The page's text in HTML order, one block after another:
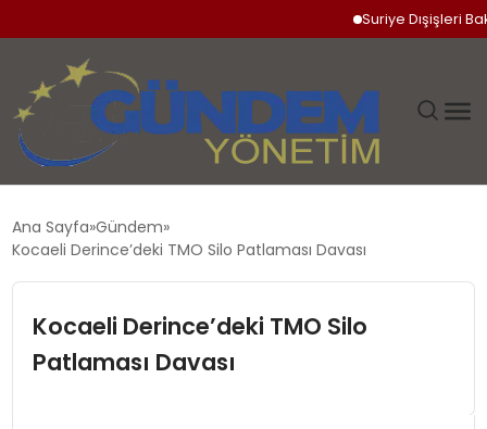
Suriye Dışişleri
DÜNYA
Ana Sayfa Gündem
Kocaeli Derince’deki TMO Silo Patlaması Davası
Kocaeli Derince’deki TMO Silo
Patlaması Davası